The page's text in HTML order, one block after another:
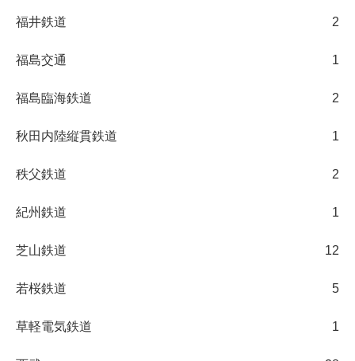
福井鉄道 2
福島交通 1
福島臨海鉄道 2
秋田内陸縦貫鉄道 1
秩父鉄道 2
紀州鉄道 1
芝山鉄道 12
若桜鉄道 5
草軽電気鉄道 1